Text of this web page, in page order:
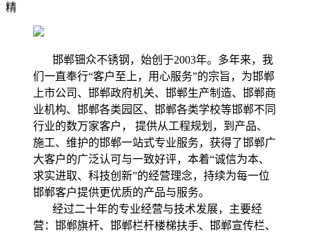
精
邯郸钿众不锈钢，始创于2003年。多年来，我
们一直奉行“客户至上，用心服务”的宗旨，为邯郸
上市公司、邯郸政府机关、邯郸生产制造、邯郸商
业机构、邯郸各类园区、邯郸各类学校等邯郸不同
行业的数万家客户， 提供从工程规划，到产品、
施工、维护的邯郸一站式专业服务，获得了邯郸广
大客户的广泛认可与一致好评，本着“诚信为本、
求实进取、科技创新”的经营理念，持续为每一位
邯郸客户提供更优质的产品与服务。
经过二十年的专业经营与技术发展，主要经
营：邯郸旗杆、邯郸栏杆楼梯扶手、邯郸宣传栏、